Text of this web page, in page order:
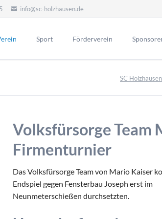
info@sc-holzhausen.de
Aktuelles
Sport
Mannschaft Ü50
Förderverein
Werbepartner
Historie FV
Chronik Förderverein
Vorstand früherer Jahre
Ehrentafel des FV
SC Holzhausen
Volksfürsorge Team
Firmenturnier
Das Volksfürsorge Team von Mario Kaiser
Endspiel gegen Fensterbau Joseph erst im
Neunmeterschießen durchsetzten.